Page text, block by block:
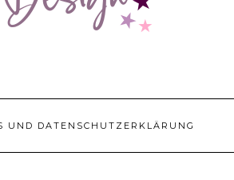
UND DATENSCHUTZERKLÄRUNG